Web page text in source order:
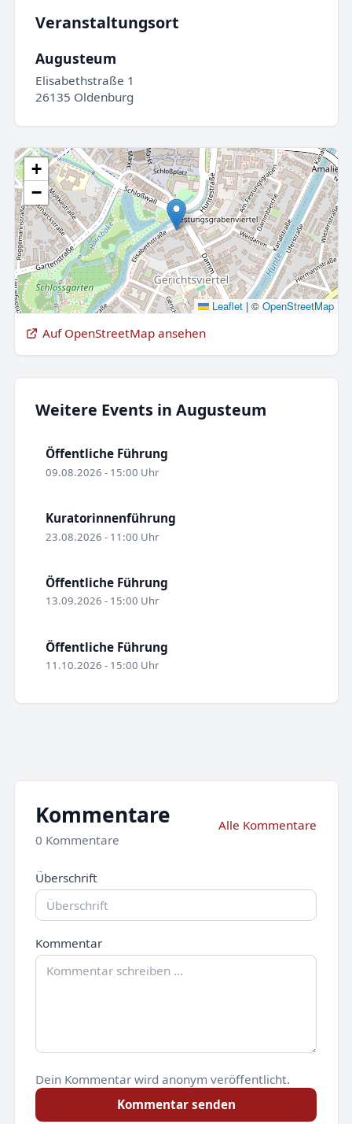
Veranstaltungsort
Augusteum
Elisabethstraße 1
26135 Oldenburg
+
−
Leaflet |© OpenStreetMap
Auf OpenStreetMap ansehen
Weitere Events in Augusteum
Öffentliche Führung
09.08.2026 - 15:00 Uhr
Kuratorinnenführung
23.08.2026 - 11:00 Uhr
Öffentliche Führung
13.09.2026 - 15:00 Uhr
Öffentliche Führung
11.10.2026 - 15:00 Uhr
Kommentare
0 Kommentare
Alle Kommentare
Überschrift
Kommentar
Dein Kommentar wird anonym veröffentlicht.
Kommentar senden